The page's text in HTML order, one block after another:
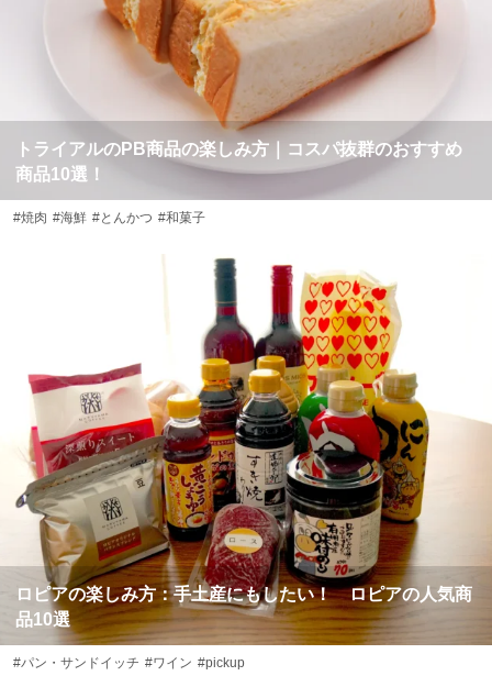
トライアルのPB商品の楽しみ方｜コスパ抜群のおすすめ
商品10選！
#焼肉 #海鮮 #とんかつ #和菓子
ロピアの楽しみ方：手土産にもしたい！ ロピアの人気商
品10選
#パン・サンドイッチ #ワイン #pickup